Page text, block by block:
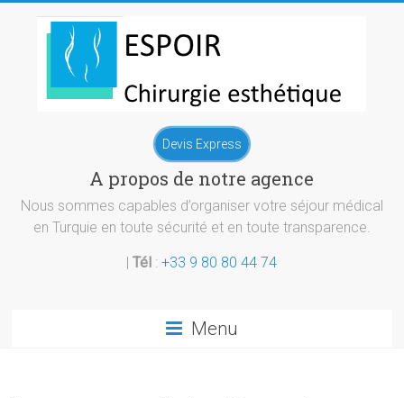
esthetique
Turquie
Devis Express
A propos de notre agence
Nous sommes capables d’organiser votre séjour médical
en Turquie en toute sécurité et en toute transparence.
|Tél :+33 9 80 80 44 74
Menu